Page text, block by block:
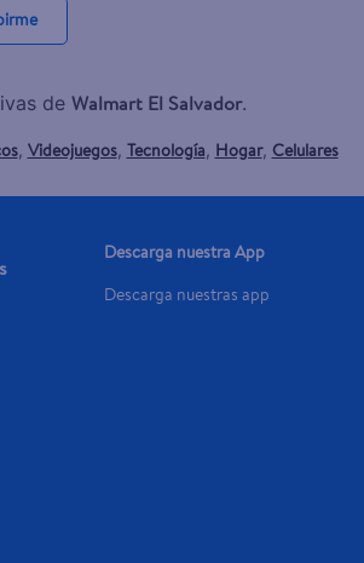
de Walmart El Salvador.
, Videojuegos, Tecnología, Hogar, Celulares
Descarga nuestra App
Descarga nuestras app